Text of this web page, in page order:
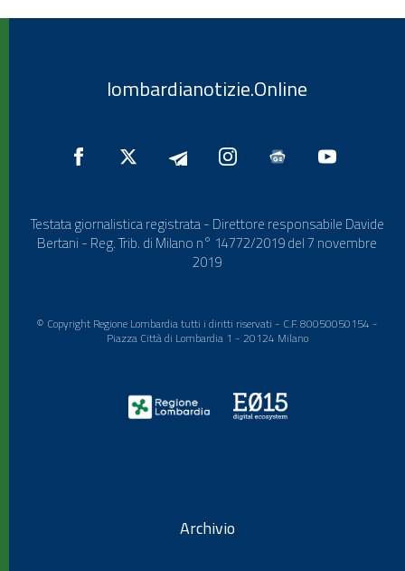
lombardianotizie.Online
Testata giornalistica registrata - Direttore responsabile Davide
Bertani - Reg. Trib. di Milano n° 14772/2019 del 7 novembre
2019
© Copyright Regione Lombardia tutti i diritti riservati - C.F. 80050050154 -
Piazza Città di Lombardia 1 - 20124 Milano
Archivio